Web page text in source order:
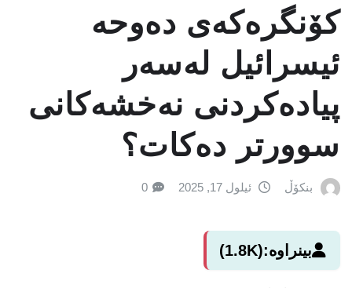
کۆنگرەکەی دەوحە
ئیسرائیل لەسەر
پیادەکردنی نەخشەکانی
سوورتر دەکات؟
بنکۆڵ ئیلول 17, 2025 0
بینراوە:(1.8K)